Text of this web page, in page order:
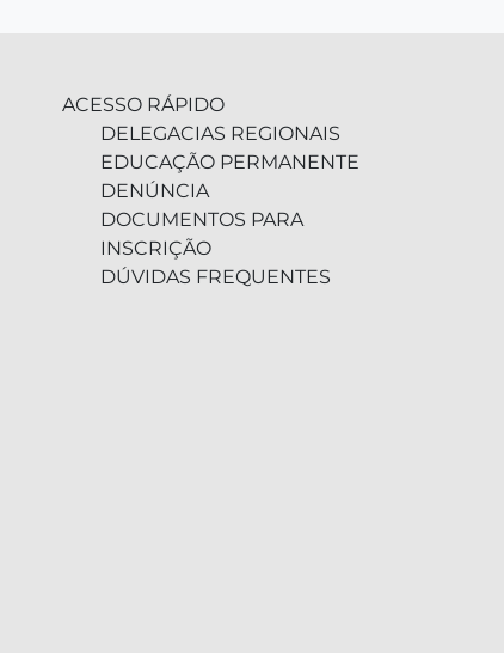
ACESSO RÁPIDO
DELEGACIAS REGIONAIS
EDUCAÇÃO PERMANENTE
DENÚNCIA
DOCUMENTOS PARA
INSCRIÇÃO
DÚVIDAS FREQUENTES